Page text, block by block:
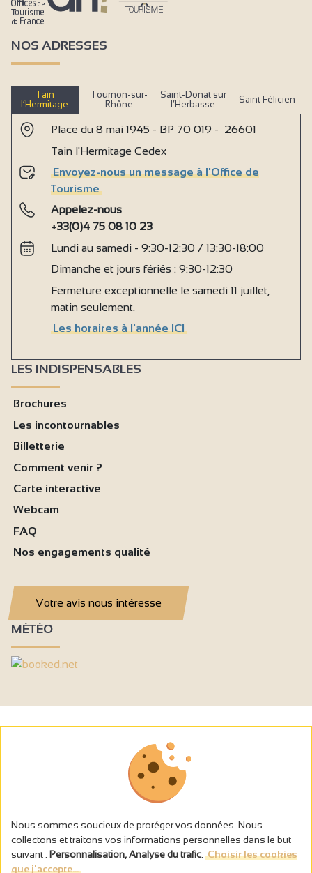
NOS ADRESSES
Tain
l’Hermitage
Tournon-sur-
Rhône
Saint-Donat sur
l’Herbasse
Saint Félicien
Place du 8 mai 1945 - BP 70 019 - 26601
Tain l'Hermitage Cedex
Envoyez-nous un message à l'Office de
Tourisme
Appelez-nous
+33(0)4 75 08 10 23
Lundi au samedi - 9:30-12:30 / 13:30-18:00
Dimanche et jours fériés : 9:30-12:30
Fermeture exceptionnelle le samedi 11 juillet,
matin seulement.
Les horaires à l'année ICI
LES INDISPENSABLES
Brochures
Les incontournables
Billetterie
Comment venir ?
Carte interactive
Webcam
FAQ
Nos engagements qualité
Votre avis nous intéresse
MÉTÉO
L’abus d’alcool est dangereux pour la santé, à consommer avec
Nous sommes soucieux de protéger vos données. Nous
collectons et traitons vos informations personnelles dans le but
suivant : Personnalisation, Analyse du trafic Choisir les cookies
que j'accepte...